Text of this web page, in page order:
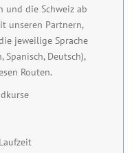
und die Schweiz ab
unseren Partnern,
jeweilige Sprache
Deutsch),
Routen.